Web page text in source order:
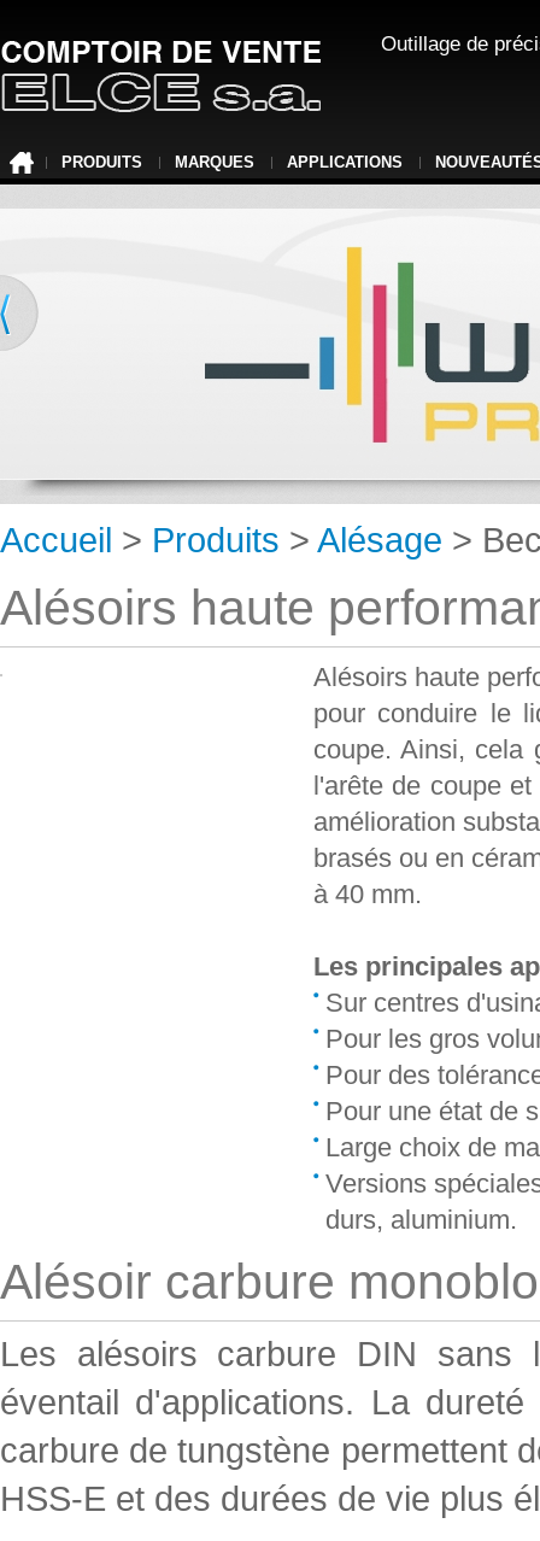
Outillage de
PRODUITS MARQUES APPLICATIONS
Accueil > Produits > Alésage >
Alésoirs haute
Alésoirs haute
pour conduire le
coupe. Ainsi, cela
l'arête de coupe
amélioration
brasés ou en
à 40 mm.
Les principales
Sur centres
Pour les gros
Pour des
Pour une état de
Large choix de
Versions
durs, aluminium.
Alésoir carbure
Les alésoirs carbure DIN sans
éventail d'applications. La
carbure de tungstène permettent
HSS-E et des durées de vie plus